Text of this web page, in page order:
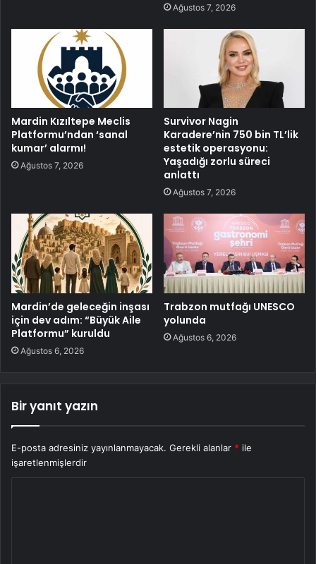
Ağustos 7, 2026
Mardin Kızıltepe Meclis
Platformu’ndan ‘sanal
kumar’ alarmı!
Ağustos 7, 2026
Survivor Nagin
Karadere’nin 750 bin TL’lik
estetik operasyonu:
Yaşadığı zorlu süreci
anlattı
Ağustos 7, 2026
Mardin’de geleceğin inşası
için dev adım: “Büyük Aile
Platformu” kuruldu
Ağustos 6, 2026
Trabzon mutfağı UNESCO
yolunda
Ağustos 6, 2026
Bir yanıt yazın
E-posta adresiniz yayınlanmayacak. Gerekli alanlar * ile
işaretlenmişlerdir